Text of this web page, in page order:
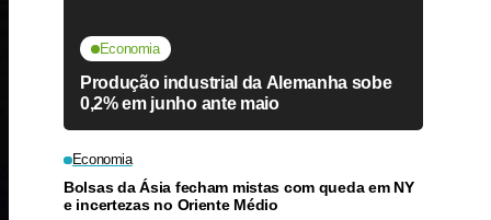
Economia
Produção industrial da Alemanha sobe
0,2% em junho ante maio
Economia
Bolsas da Ásia fecham mistas com queda em NY
e incertezas no Oriente Médio